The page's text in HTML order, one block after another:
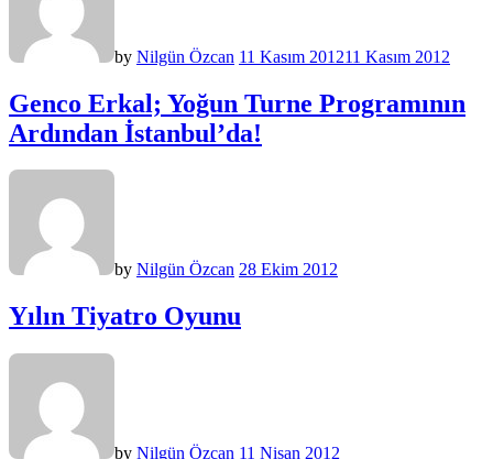
by Nilgün Özcan 11 Kasım 201211 Kasım 2012
Genco Erkal; Yoğun Turne Programının
Ardından İstanbul’da!
by Nilgün Özcan 28 Ekim 2012
Yılın Tiyatro Oyunu
by Nilgün Özcan 11 Nisan 2012